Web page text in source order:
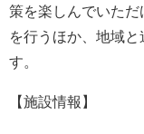
策を楽しんでいた
を行うほか、地域
す。
【施設情報】